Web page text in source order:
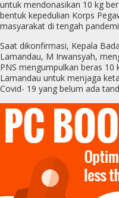
untuk mendonasikan 10 kg
bentuk kepedulian Korps
masyarakat di tengah
Saat dikonfirmasi, Kepala
Lamandau, M Irwansyah,
PNS mengumpulkan beras 10
Lamandau untuk menjaga
Covid- 19 yang belum ada